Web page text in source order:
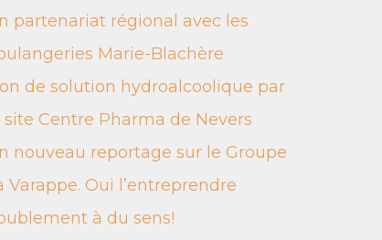
partenariat régional avec les
Marie-Blachère
de solution hydroalcoolique par
site Centre Pharma de Nevers
nouveau reportage sur le Groupe
Varappe. Oui l’entreprendre
à du sens!